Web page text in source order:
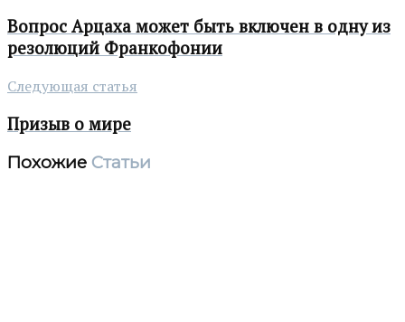
Вопрос Арцаха может быть включен в одну из
резолюций Франкофонии
Следующая статья
Призыв о мире
Похожие Статьи